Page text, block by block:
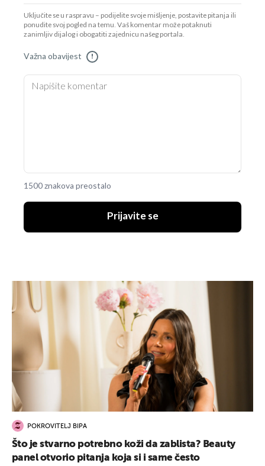
Uključite se u raspravu – podijelite svoje mišljenje, postavite pitanja ili
ponudite svoj pogled na temu. Vaš komentar može potaknuti
zanimljiv dijalog i obogatiti zajednicu našeg portala.
Važna obavijest !
1500 znakova preostalo
Prijavite se
POKROVITELJ BIPA
Što je stvarno potrebno koži da zablista? Beauty
panel otvorio pitanja koja si i same često